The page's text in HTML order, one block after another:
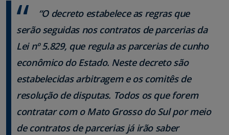
“O decreto estabelece as regras que
serão seguidas nos contratos de parcerias da
Lei nº 5.829, que regula as parcerias de cunho
econômico do Estado. Neste decreto são
estabelecidas arbitragem e os comitês de
resolução de disputas. Todos os que forem
contratar com o Mato Grosso do Sul por meio
de contratos de parcerias já irão saber